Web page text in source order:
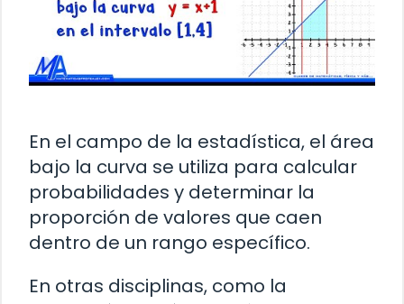
En el campo de la estadística, el área
bajo la curva se utiliza para calcular
probabilidades y determinar la
proporción de valores que caen
dentro de un rango específico.
En otras disciplinas, como la